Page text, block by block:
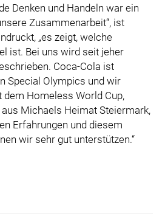
Denken und Handeln war ein
Zusammenarbeit“, ist
„es zeigt, welche
ist. Bei uns wird seit jeher
Coca-Cola ist
Special Olympics und wir
dem Homeless World Cup,
Michaels Heimat Steiermark,
Erfahrungen und diesem
wir sehr gut unterstützen.“